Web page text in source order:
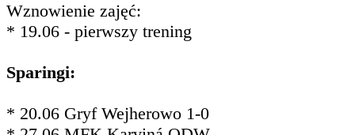
Wznowienie zajęć:
* 19.06 - pierwszy trening
Sparingi:
* 20.06 Gryf Wejherowo 1-0